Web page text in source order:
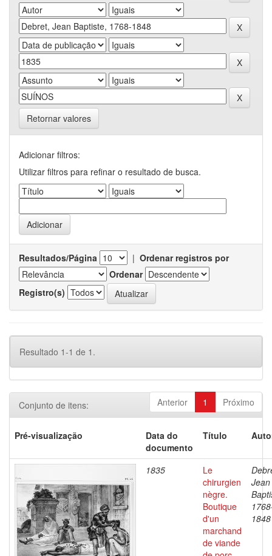
Retornar valores
Adicionar filtros:
Utilizar filtros para refinar o resultado de busca.
Resultados/Página | Ordenar registros por
Ordenar
Registro(s)
Resultado 1-1 de 1.
Anterior 1 Próximo
Conjunto de itens:
Pré-visualização
Data do
documento
Título
1835
Le
chirurgien
nègre.
Boutique
d'un
marchand
de viande
Jean
1848